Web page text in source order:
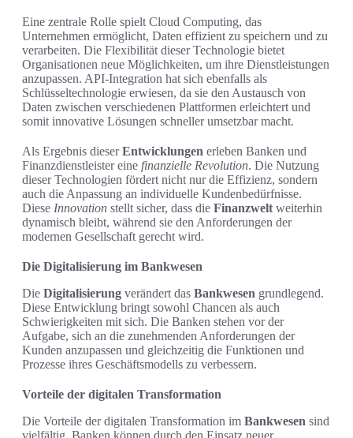
Eine zentrale Rolle spielt Cloud Computing, das
Unternehmen ermöglicht, Daten effizient zu speichern und zu
verarbeiten. Die Flexibilität dieser Technologie bietet
Organisationen neue Möglichkeiten, um ihre Dienstleistungen
anzupassen. API-Integration hat sich ebenfalls als
Schlüsseltechnologie erwiesen, da sie den Austausch von
Daten zwischen verschiedenen Plattformen erleichtert und
somit innovative Lösungen schneller umsetzbar macht.
Als Ergebnis dieserEntwicklungen erleben Banken und
Finanzdienstleister eine finanzielle Revolution. Die Nutzung
dieser Technologien fördert nicht nur die Effizienz, sondern
auch die Anpassung an individuelle Kundenbedürfnisse.
Diese Innovation stellt sicher, dass die Finanzwelt weiterhin
dynamisch bleibt, während sie den Anforderungen der
modernen Gesellschaft gerecht wird.
Die Digitalisierung im Bankwesen
Die Digitalisierung verändert das Bankwesen grundlegend.
Diese Entwicklung bringt sowohl Chancen als auch
Schwierigkeiten mit sich. Die Banken stehen vor der
Aufgabe, sich an die zunehmenden Anforderungen der
Kunden anzupassen und gleichzeitig die Funktionen und
Prozesse ihres Geschäftsmodells zu verbessern.
Vorteile der digitalen Transformation
Die Vorteile der digitalen Transformation im Bankwesen sind